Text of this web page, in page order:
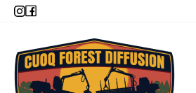
Aller
principal